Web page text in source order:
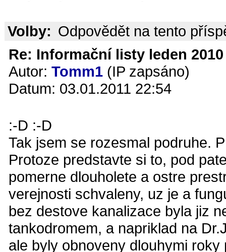
Volby: Odpovědět na tento
Re: Informační listy leden
Autor: Tomm1 (IP zapsáno)
Datum: 03.01.2011 22:54
:-D :-D
Tak jsem se rozesmal podruhe.
Protoze predstavte si to, pod
pomerne dlouholete a ostre
verejnosti schvaleny, uz je a
bez destove kanalizace byla jiz
tankodromem, a napriklad na
ale byly obnoveny dlouhymi